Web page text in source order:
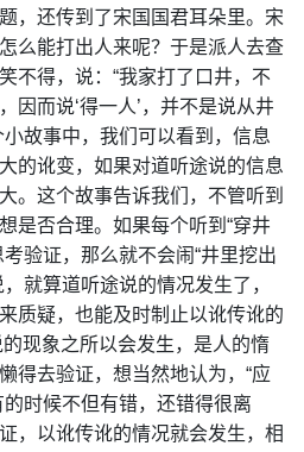
，还传到了宋国国君耳朵里。宋
么能打出人来呢？于是派人去查
不得，说：“我家打了口井，不
因而说‘得一人’，并不是说从井
故事中，我们可以看到，信息
的讹变，如果对道听途说的信息
。这个故事告诉我们，不管听到
是否合理。如果每个听到“穿井
验证，那么就不会闹“井里挖出
就算道听途说的情况发生了，
质疑，也能及时制止以讹传讹的
现象之所以会发生，是人的惰
得去验证，想当然地认为，“应
时候不但有错，还错得很离
，以讹传讹的情况就会发生，相